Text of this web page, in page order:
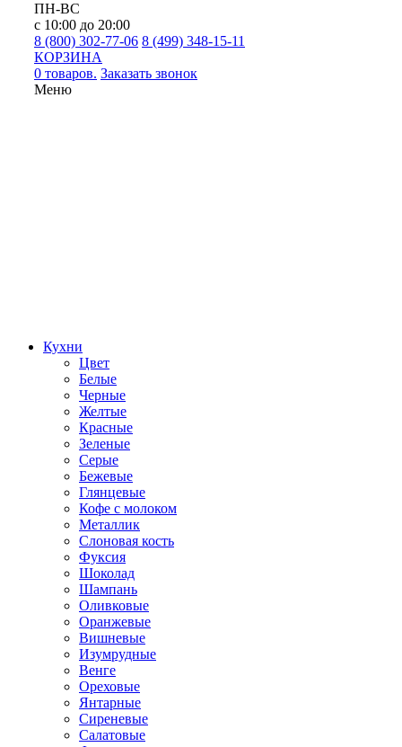
ПН-ВС
с 10:00 до 20:00
8 (800) 302-77-06 8 (499) 348-15-11
КОРЗИНА
0 товаров. Заказать звонок
Меню
Кухни
Цвет
Белые
Черные
Желтые
Красные
Зеленые
Серые
Бежевые
Глянцевые
Кофе с молоком
Металлик
Слоновая кость
Фуксия
Шоколад
Шампань
Оливковые
Оранжевые
Вишневые
Изумрудные
Венге
Ореховые
Янтарные
Сиреневые
Салатовые